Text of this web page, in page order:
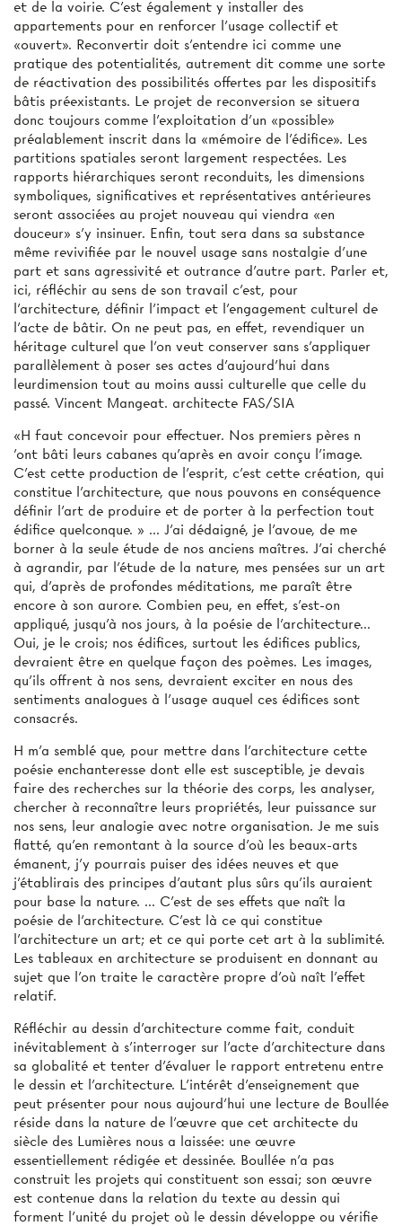
et de la voirie. C'est également y installer des
appartements pour en renforcer l'usage collectif et
«ouvert». Reconvertir doit s'entendre ici comme une
pratique des potentialités, autrement dit comme une sorte
de réactivation des possibilités offertes par les dispositifs
bâtis préexistants. Le projet de reconversion se situera
donc toujours comme l'exploitation d'un «possible»
préalablement inscrit dans la «mémoire de l'édifice». Les
partitions spatiales seront largement respectées. Les
rapports hiérarchiques seront reconduits, les dimensions
symboliques, significatives et représentatives antérieures
seront associées au projet nouveau qui viendra «en
douceur» s'y insinuer. Enfin, tout sera dans sa substance
même revivifiée par le nouvel usage sans nostalgie d'une
part et sans agressivité et outrance d'autre part. Parler et,
ici, réfléchir au sens de son travail c’est, pour
l'architecture, définir l'impact et l'engagement culturel de
l'acte de bâtir. On ne peut pas, en effet, revendiquer un
héritage culturel que l'on veut conserver sans s'appliquer
parallèlement à poser ses actes d'aujourd’hui dans
leurdimension tout au moins aussi culturelle que celle du
passé. Vincent Mangeat. architecte FAS/SIA
«H faut concevoir pour effectuer. Nos premiers pères n
'ont bâti leurs cabanes qu'après en avoir conçu l'image.
C'est cette production de l'esprit, c'est cette création, qui
constitue l'architecture, que nous pouvons en conséquence
définir l'art de produire et de porter à la perfection tout
édifice quelconque. » ... J'ai dédaigné, je l'avoue, de me
borner à la seule étude de nos anciens maîtres. J'ai cherché
à agrandir, par l'étude de la nature, mes pensées sur un art
qui, d'après de profondes méditations, me paraît être
encore à son aurore. Combien peu, en effet, s'est-on
appliqué, jusqu'à nos jours, à la poésie de l'architecture...
Oui, je le crois; nos édifices, surtout les édifices publics,
devraient être en quelque façon des poèmes. Les images,
qu'ils offrent à nos sens, devraient exciter en nous des
sentiments analogues à l'usage auquel ces édifices sont
consacrés.
H m'a semblé que, pour mettre dans l'architecture cette
poésie enchanteresse dont elle est susceptible, je devais
faire des recherches sur la théorie des corps, les analyser,
chercher à reconnaître leurs propriétés, leur puissance sur
nos sens, leur analogie avec notre organisation. Je me suis
flatté, qu'en remontant à la source d'où les beaux-arts
émanent, j'y pourrais puiser des idées neuves et que
j'établirais des principes d'autant plus sûrs qu'ils auraient
pour base la nature. ... C'est de ses effets que naît la
poésie de l'architecture. C'est là ce qui constitue
l'architecture un art; et ce qui porte cet art à la sublimité.
Les tableaux en architecture se produisent en donnant au
sujet que l'on traite le caractère propre d'où naît l'effet
relatif.
Réfléchir au dessin d'architecture comme fait, conduit
inévitablement à s'interroger sur l'acte d'architecture dans
sa globalité et tenter d'évaluer le rapport entretenu entre
le dessin et l'architecture. L'intérêt d'enseignement que
peut présenter pour nous aujourd'hui une lecture de Boullée
réside dans la nature de l'œuvre que cet architecte du
siècle des Lumières nous a laissée: une œuvre
essentiellement rédigée et dessinée. Boullée n'a pas
construit les projets qui constituent son essai; son œuvre
est contenue dans la relation du texte au dessin qui
forment l'unité du projet où le dessin développe ou vérifie